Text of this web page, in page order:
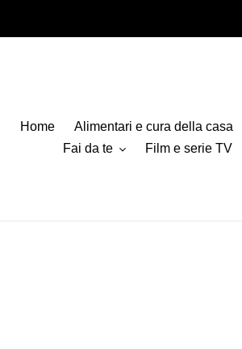
Home Alimentari e cura della casa
Fai da te
Film e serie TV